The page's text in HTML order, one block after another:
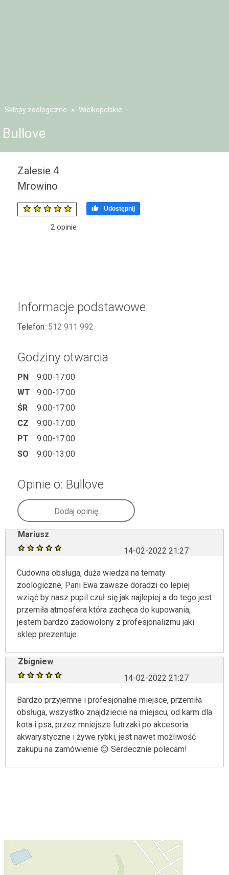
Sklepy zoologiczne Wielkopolskie
Bullove
Zalesie 4
Mrowino
2 opinie
 Udostępnij
Informacje podstawowe
Telefon: 512 911 992
Godziny otwarcia
PN
9:00-17:00
WT
9:00-17:00
ŚR
9:00-17:00
CZ
9:00-17:00
PT
9:00-17:00
SO
9:00-13:00
Opinie o: Bullove
Dodaj opinię
Mariusz
14-02-2022 21:27
Cudowna obsługa, duża wiedza na tematy
zoologiczne, Pani Ewa zawsze doradzi co lepiej
wziąć by nasz pupil czuł się jak najlepiej a do tego jest
przemiła atmosfera która zachęca do kupowania,
jestem bardzo zadowolony z profesjonalizmu jaki
sklep prezentuje.
Zbigniew
14-02-2022 21:27
Bardzo przyjemne i profesjonalne miejsce, przemiła
obsługa, wszystko znajdziecie na miejscu, od karm dla
kota i psa, przez mniejsze futrzaki po akcesoria
akwarystyczne i żywe rybki, jest nawet możliwość
zakupu na zamówienie 😊 Serdecznie polecam!